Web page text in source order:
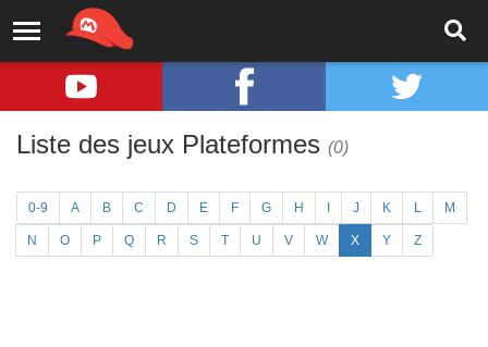
Liste des jeux Plateformes (0)
0-9 A B C D E F G H J K L M
N O P Q R S T U V W X Y Z